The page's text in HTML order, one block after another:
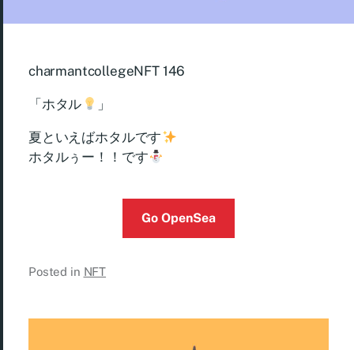
charmantcollegeNFT 146
「ホタル 」
夏といえばホタルです
ホタルぅー！！です
Go OpenSea
Posted in NFT